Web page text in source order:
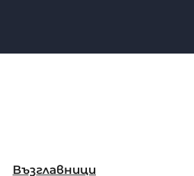
Възглавници